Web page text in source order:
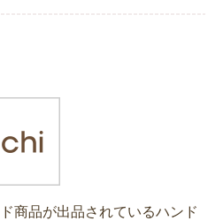
商品が出品されているハンド